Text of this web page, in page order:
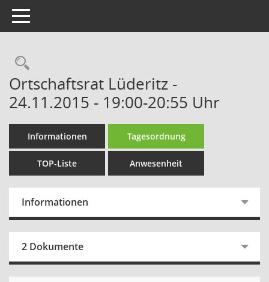
Toggle navigation
Rechercheauswahl
Ortschaftsrat Lüderitz -
24.11.2015 - 19:00-20:55 Uhr
Informationen Tagesordnung
TOP-Liste Anwesenheit
Informationen
2 Dokumente